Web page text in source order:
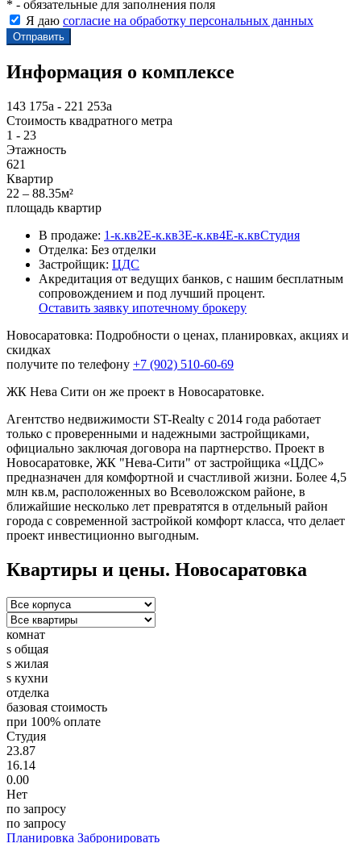
* - обязательные для заполнения поля
Я даю согласие на обработку персональных данных
Информация о комплексе
143 175a - 221 253a
Стоимость квадратного метра
1 - 23
Этажность
621
Квартир
22 – 88.35м²
площадь квартир
В продаже: 1-к.кв2Е-к.кв3Е-к.кв4Е-к.квСтудия
Отделка: Без отделки
Застройщик: ЦДС
Акредитация от ведущих банков, с нашим бесплатным
сопровождением и под лучший процент.
Оставить заявку ипотечному брокеру
Новосаратовка: Подробности о ценах, планировках, акциях и
скидках
получите по телефону +7 (902) 510-60-69
ЖК Нева Сити он же проект в Новосаратовке.
Агентство недвижимости ST-Realty с 2014 года работает
только с проверенными и надежными застройщиками,
официально заключая договора на партнерство. Проект в
Новосаратовке, ЖК "Нева-Сити" от застройщика «ЦДС»
предназначен для комфортной и счастливой жизни. Более 4,5
млн кв.м, расположенных во Всеволожском районе, в
ближайшие несколько лет превратятся в отдельный район
города с современной застройкой комфорт класса, что делает
проект инвестиционно выгодным.
Квартиры и цены. Новосаратовка
комнат
s общая
s жилая
s кухни
отделка
базовая стоимость
при 100% оплате
Студия
23.87
16.14
0.00
Нет
по запросу
по запросу
Планировка Забронировать